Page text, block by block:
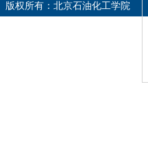
版权所有：北京石油化工学院